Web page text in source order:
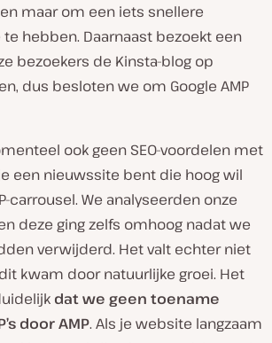
maar om een iets snellere
hebben. Daarnaast bezoekt een
bezoekers de Kinsta-blog op
dus besloten we om Google AMP
ook geen SEO-voordelen met
een nieuwssite bent die hoog wil
carrousel. We analyseerden onze
deze ging zelfs omhoog nadat we
verwijderd. Het valt echter niet
kwam door natuurlijke groei. Het
dat we geen toename
door AMP. Als je website langzaam